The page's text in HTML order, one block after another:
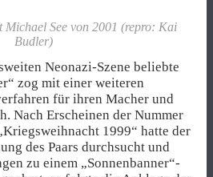
See von 2001 (repro: Kai
Budler)
Neonazi-Szene beliebte
zog mit einer weiteren
für ihren Macher und
Nach Erscheinen der Nummer
1999“ hatte der
des Paars durchsucht und
zu einem „Sonnenbanner“-